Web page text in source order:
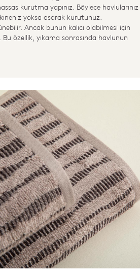
kurutma yapınız. Böylece havlularınız
yoksa asarak kurutunuz.
Ancak bunun kalıcı olabilmesi için
özellik, yıkama sonrasında havlunun